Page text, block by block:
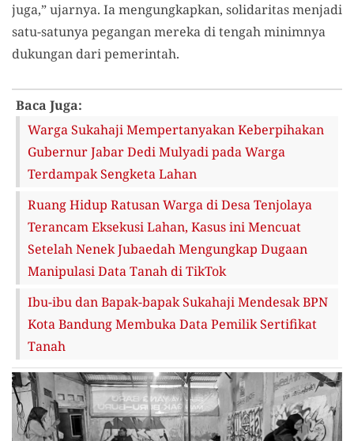
juga,” ujarnya. Ia mengungkapkan, solidaritas menjadi
satu-satunya pegangan mereka di tengah minimnya
dukungan dari pemerintah.
Baca Juga:
Warga Sukahaji Mempertanyakan Keberpihakan
Gubernur Jabar Dedi Mulyadi pada Warga
Terdampak Sengketa Lahan
Ruang Hidup Ratusan Warga di Desa Tenjolaya
Terancam Eksekusi Lahan, Kasus ini Mencuat
Setelah Nenek Jubaedah Mengungkap Dugaan
Manipulasi Data Tanah di TikTok
Ibu-ibu dan Bapak-bapak Sukahaji Mendesak BPN
Kota Bandung Membuka Data Pemilik Sertifikat
Tanah